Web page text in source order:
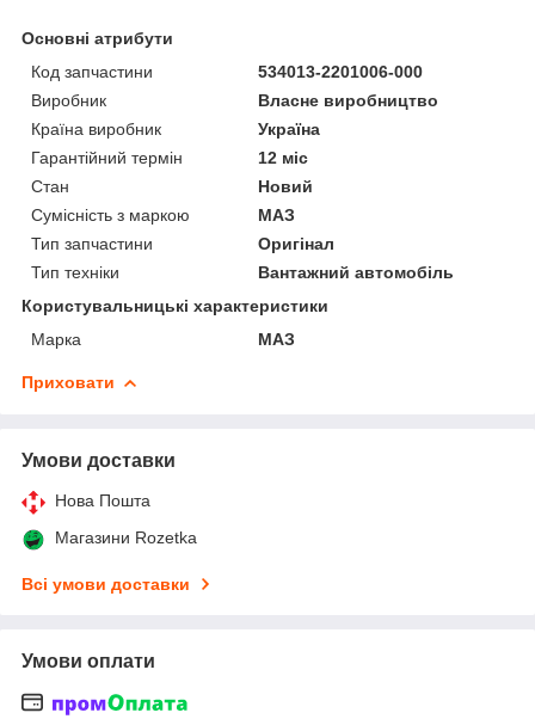
Основні атрибути
Код запчастини
534013-2201006-000
Виробник
Власне виробництво
Країна виробник
Україна
Гарантійний термін
12 міс
Стан
Новий
Сумісність з маркою
МАЗ
Тип запчастини
Оригінал
Тип техніки
Вантажний автомобіль
Користувальницькі характеристики
Марка
МАЗ
Приховати
Умови доставки
Нова Пошта
Магазини Rozetka
Всі умови доставки
Умови оплати